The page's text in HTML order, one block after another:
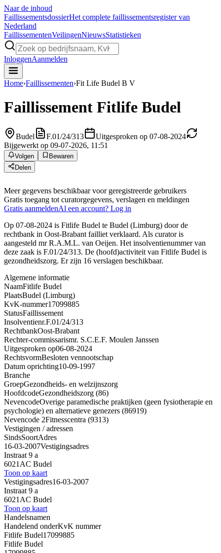
Naar de inhoud
FaillissementsdossierHet complete faillissementsregister van
Nederland
FaillissementenVeilingenNieuwsStatistieken
InloggenAanmelden
Home›Faillissementen›Fit Life Budel B V
Faillissement Fitlife Budel
Budel F.01/24/313
Uitgesproken op 07-08-2024
Bijgewerkt op 09-07-2026, 11:51
Volgen
Bewaren
Delen
Meer gegevens beschikbaar voor geregistreerde gebruikers
Gratis toegang tot curatorgegevens, verslagen en meldingen
Gratis aanmeldenAl een account? Log in
Op 07-08-2024 is Fitlife Budel te Budel (Limburg) door de
rechtbank in Oost-Brabant failliet verklaard. Als curator is
aangesteld mr R.A.M.L. van Oeijen. Het insolventienummer van
deze zaak is F.01/24/313. De (hoofd)activiteit van Fitlife Budel is
gezondheidszorg. Er zijn 16 verslagen beschikbaar.
Algemene informatie
NaamFitlife Budel
PlaatsBudel (Limburg)
KvK-nummer17099885
StatusFaillissement
Insolventienr.F.01/24/313
RechtbankOost-Brabant
Rechter-commissarismr. S.C.E.F. Moulen Janssen
Uitgesproken op06-08-2024
RechtsvormBesloten vennootschap
Datum oprichting10-09-1997
Branche
GroepGezondheids- en welzijnszorg
HoofdcodeGezondheidszorg (86)
NevencodeOverige paramedische praktijken (geen fysiotherapie en
psychologie) en alternatieve genezers (86919)
Nevencode 2Fitnesscentra (9313)
Vestigingen / adressen
SindsSoortAdres
16-03-2007Vestigingsadres
Instraat 9 a
6021AC Budel
Toon op kaart
Vestigingsadres16-03-2007
Instraat 9 a
6021AC Budel
Toon op kaart
Handelsnamen
Handelend onderKvK nummer
Fitlife Budel17099885
Fitlife Budel